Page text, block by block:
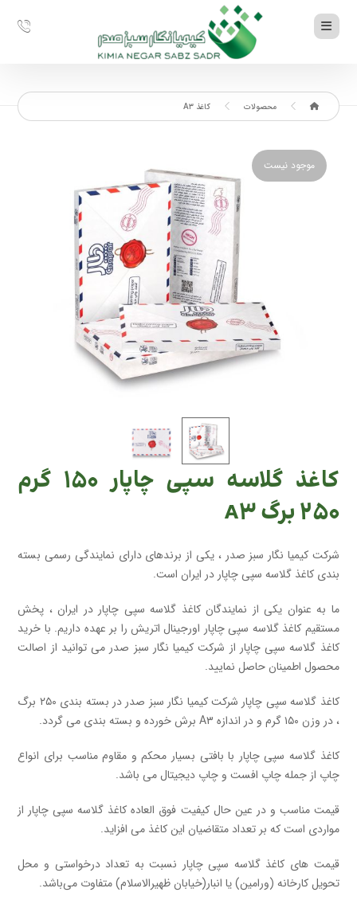
محصولات کاغذ A۳
موجود نیست
کاغذ گلاسه سپی چاپار ۱۵۰ گرم
۲۵۰ برگ A۳
شرکت کیمیا نگار سبز صدر ، یکی از برندهای دارای نمایندگی رسمی بسته
بندی کاغذ گلاسه سپی چاپار در ایران است.
ما به عنوان یکی از نمایندگان کاغذ گلاسه سپی چاپار در ایران ، پخش
مستقیم کاغذ گلاسه سپی چاپار اورجینال اتریش را بر عهده داریم. با خرید
کاغذ گلاسه سپی چاپار از شرکت کیمیا نگار سبز صدر می توانید از اصالت
محصول اطمینان حاصل نمایید.
کاغذ گلاسه سپی چاپار شرکت کیمیا نگار سبز صدر در بسته بندی ۲۵۰ برگ
، در وزن ۱۵۰ گرم و در اندازه A۳
برش خورده و بسته بندی می گردد.
کاغذ گلاسه سپی چاپار با بافتی بسیار محکم و مقاوم مناسب برای انواع
چاپ از جمله چاپ افست و چاپ دیجیتال می باشد.
قیمت مناسب و در عین حال کیفیت فوق العاده کاغذ گلاسه سپی چاپار از
مواردی است که بر تعداد متقاضیان این کاغذ می افزاید.
قیمت های کاغذ گلاسه سپی چاپار نسبت به تعداد درخواستی و محل
تحویل کارخانه (ورامین) یا انبار(خیابان ظهیرالاسلام) متفاوت می‌باشد.